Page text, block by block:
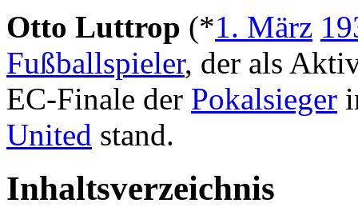
Otto Luttrop (*1. März
Fußballspieler, der als
EC-Finale der Pokalsieger
United stand.
Inhaltsverzeichnis